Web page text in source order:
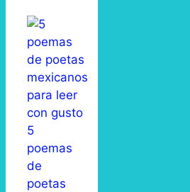
5
poemas
de
poetas